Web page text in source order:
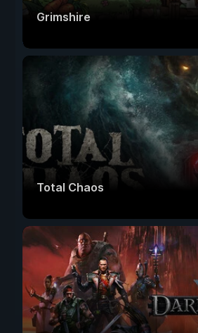
Grimshire
Total Chaos